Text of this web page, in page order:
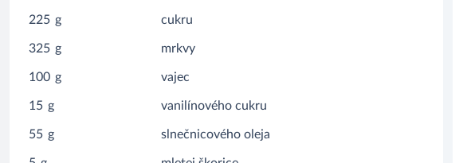
225 g cukru
325 g mrkvy
100 g vajec
15 g vanilínového cukru
55 g slnečnicového oleja